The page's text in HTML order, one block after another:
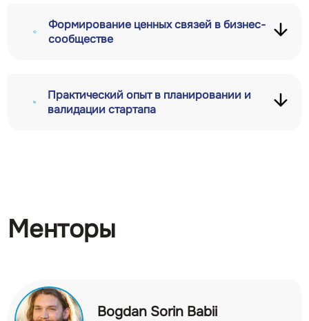
Формирование ценных связей в бизнес-
сообществе
Практический опыт в планировании и
валидации стартапа
Менторы
Bogdan Sorin Babii